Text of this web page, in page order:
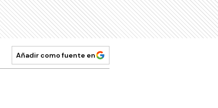
Añadir como fuente en